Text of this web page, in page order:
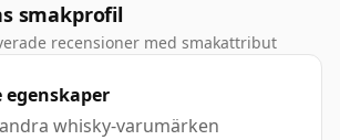
smakprofil
recensioner med smakattribut
whisky-varumärken